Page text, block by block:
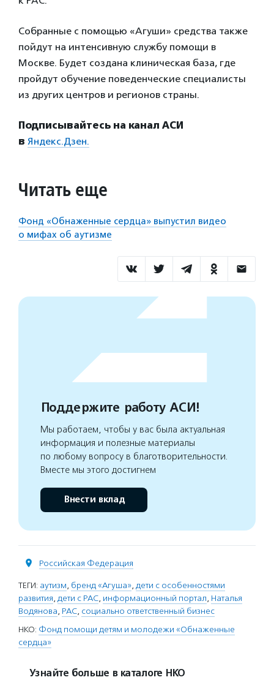
Собранные с помощью «Агуши» средства также
пойдут на интенсивную службу помощи в
Москве. Будет создана клиническая база, где
пройдут обучение поведенческие специалисты
из других центров и регионов страны.
Подписывайтесь на канал АСИ
в Яндекс.Дзен.
Читать еще
Фонд «Обнаженные сердца» выпустил видео
о мифах об аутизме
Поддержите работу АСИ!
Мы работаем, чтобы у вас была актуальная
информация и полезные материалы
по любому вопросу в благотворительности.
Вместе мы этого достигнем
Внести вклад
Российская Федерация
ТЕГИ: аутизм, бренд «Агуша», дети с особенностями
развития, дети с РАС, информационный портал, Наталья
Водянова, РАС, социально ответственный бизнес
НКО: Фонд помощи детям и молодежи «Обнаженные
сердца»
Узнайте больше в каталоге НКО